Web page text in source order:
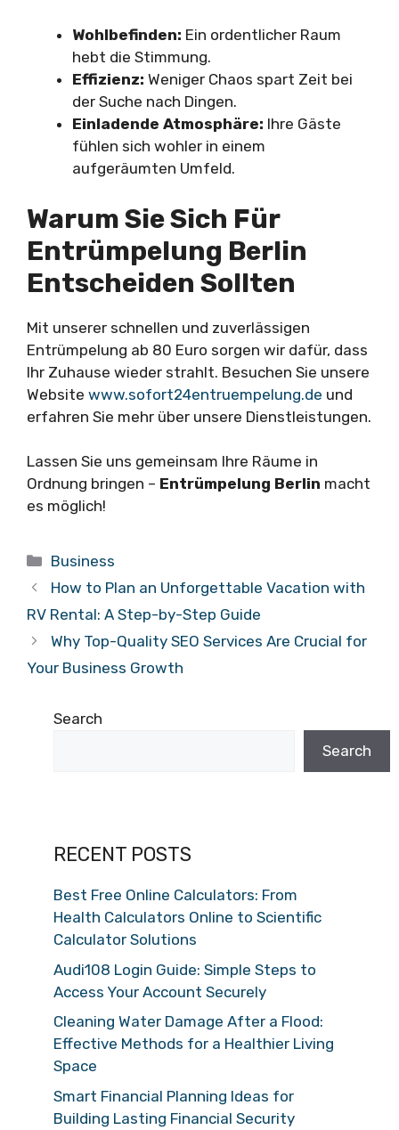
Wohlbefinden: Ein ordentlicher Raum
hebt die Stimmung.
Effizienz: Weniger Chaos spart Zeit bei
der Suche nach Dingen.
Einladende Atmosphäre: Ihre Gäste
fühlen sich wohler in einem
aufgeräumten Umfeld.
Warum Sie Sich Für
Entrümpelung Berlin
Entscheiden Sollten
Mit unserer schnellen und zuverlässigen
Entrümpelung ab 80 Euro sorgen wir dafür, dass
Ihr Zuhause wieder strahlt. Besuchen Sie unsere
Website www.sofort24entruempelung.de und
erfahren Sie mehr über unsere Dienstleistungen.
Lassen Sie uns gemeinsam Ihre Räume in
Ordnung bringen – Entrümpelung Berlin macht
es möglich!
Categories
Business
How to Plan an Unforgettable Vacation with
RV Rental: A Step-by-Step Guide
Why Top-Quality SEO Services Are Crucial for
Your Business Growth
Search
Search
RECENT POSTS
Best Free Online Calculators: From
Health Calculators Online to Scientific
Calculator Solutions
Audi108 Login Guide: Simple Steps to
Access Your Account Securely
Cleaning Water Damage After a Flood:
Effective Methods for a Healthier Living
Space
Smart Financial Planning Ideas for
Building Lasting Financial Security